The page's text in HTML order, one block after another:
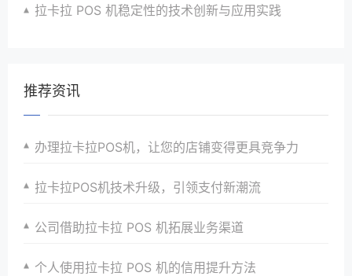
拉卡拉 POS 机稳定性的技术创新与应用实践
推荐资讯
办理拉卡拉POS机，让您的店铺变得更具竞争力
拉卡拉POS机技术升级，引领支付新潮流
公司借助拉卡拉 POS 机拓展业务渠道
个人使用拉卡拉 POS 机的信用提升方法